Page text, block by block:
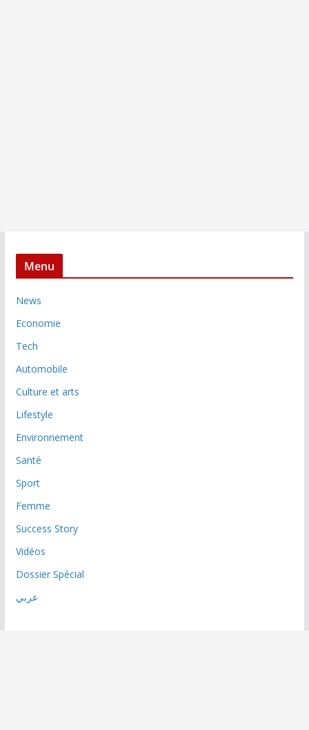
Menu
News
Economie
Tech
Automobile
Culture et arts
Lifestyle
Environnement
Santé
Sport
Femme
Success Story
Vidéos
Dossier Spécial
عربي